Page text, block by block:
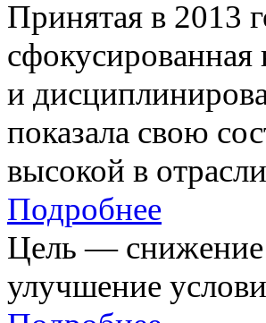
Принятая в 2013
сфокусированная
и
показала свою
высокой в
Подробнее
Цель — снижение
улучшение